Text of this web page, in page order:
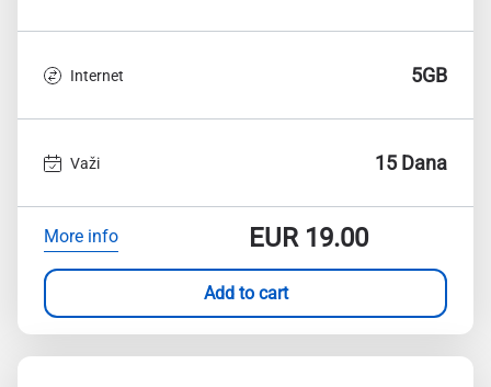
Internet 5GB
Važi 15 Dana
More info EUR19.00
Add to cart